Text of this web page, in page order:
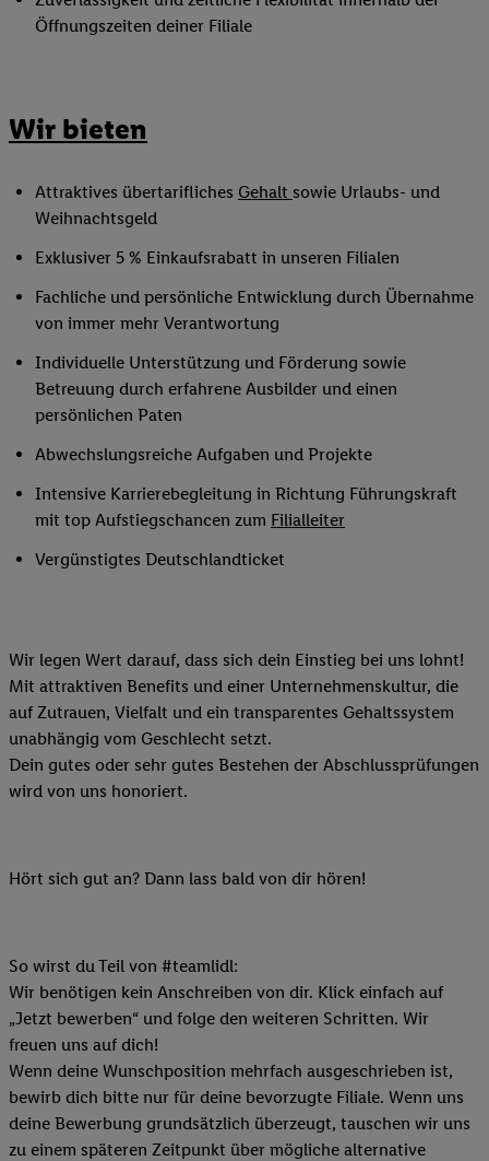
Öffnungszeiten deiner Filiale
Wir bieten
Attraktives übertarifliches Gehalt sowie Urlaubs- und
Weihnachtsgeld
Exklusiver 5 % Einkaufsrabatt in unseren Filialen
Fachliche und persönliche Entwicklung durch Übernahme
von immer mehr Verantwortung
Individuelle Unterstützung und Förderung sowie
Betreuung durch erfahrene Ausbilder und einen
persönlichen Paten
Abwechslungsreiche Aufgaben und Projekte
Intensive Karrierebegleitung in Richtung Führungskraft
mit top Aufstiegschancen zum Filialleiter
Vergünstigtes Deutschlandticket
Wir legen Wert darauf, dass sich dein Einstieg bei uns lohnt!
Mit attraktiven Benefits und einer Unternehmenskultur, die
auf Zutrauen, Vielfalt und ein transparentes Gehaltssystem
unabhängig vom Geschlecht setzt.
Dein gutes oder sehr gutes Bestehen der Abschlussprüfungen
wird von uns honoriert.
Hört sich gut an? Dann lass bald von dir hören!
So wirst du Teil von #teamlidl:
Wir benötigen kein Anschreiben von dir. Klick einfach auf
„Jetzt bewerben“ und folge den weiteren Schritten. Wir
freuen uns auf dich!
Wenn deine Wunschposition mehrfach ausgeschrieben ist,
bewirb dich bitte nur für deine bevorzugte Filiale. Wenn uns
deine Bewerbung grundsätzlich überzeugt, tauschen wir uns
zu einem späteren Zeitpunkt über mögliche alternative